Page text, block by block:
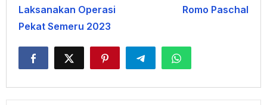
Laksanakan Operasi
Pekat Semeru 2023
Romo Paschal